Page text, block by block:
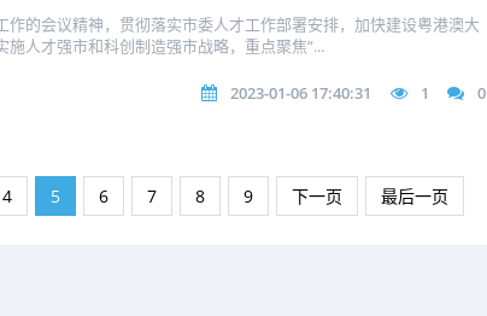
作的会议精神，贯彻落实市委人才工作部署安排，加快建设粤港澳大
人才强市和科创制造强市战略，重点聚焦“...
2023-01-06 17:40:31 1 0
4 5 6 7 8 9 下一页 最后一页